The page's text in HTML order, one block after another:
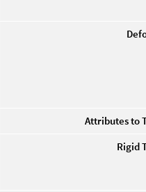
Attributes to
Rigid